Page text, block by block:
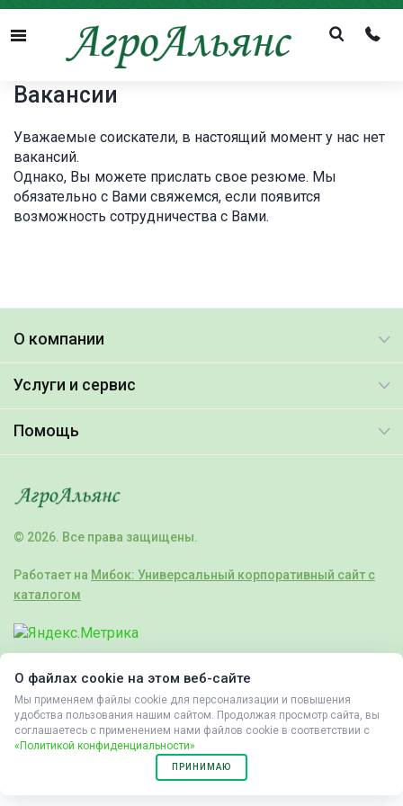
Menu
Вакансии
Уважаемые соискатели, в настоящий момент у нас нет
вакансий.
Однако, Вы можете прислать свое резюме. Мы
обязательно с Вами свяжемся, если появится
возможность сотрудничества с Вами.
О компании
Услуги и сервис
Помощь
© 2026. Все права защищены.
Работает на Мибок: Универсальный корпоративный сайт с
каталогом
О файлах cookie на этом веб-сайте
Мы применяем файлы cookie для персонализации и повышения
удобства пользования нашим сайтом. Продолжая просмотр сайта, вы
соглашаетесь с применением нами файлов cookie в соответствии с
«Политикой конфиденциальности»
ПРИНИМАЮ